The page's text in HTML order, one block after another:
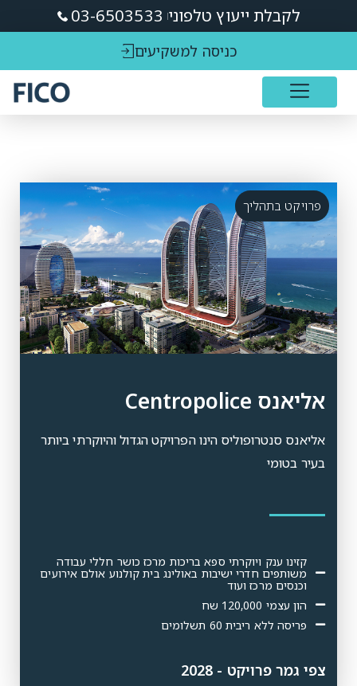
לקבלת ייעוץ טלפוני 03-6503533
כניסה למשקיעים
פרויקט בתהליך
אליאנס Centropolice
אליאנס סנטרופוליס הינו הפרויקט הגדול והיוקרתי ביותר
בעיר בטומי
קזינו ענק ויוקרתי ספא בריכות מרכז כושר חללי עבודה
משותפים חדרי ישיבות באולינג בית קולנוע אולם אירועים
וכנסים מרכז ועוד
הון עצמי 120,000 שח
פריסה ללא ריבית 60 תשלומים
צפי גמר פרויקט - 2028